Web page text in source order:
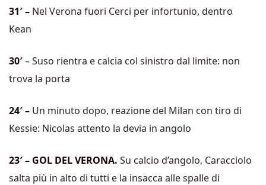
31′ – Nel Verona fuori Cerci per infortunio, dentro
Kean
30′– Suso rientra e calcia col sinistro dal limite: non
trova la porta
24′ – Un minuto dopo, reazione del Milan con tiro di
Kessie: Nicolas attento la devia in angolo
23′ – GOL DEL VERONA. Su calcio d’angolo, Caracciolo
salta più in alto di tutti e la insacca alle spalle di